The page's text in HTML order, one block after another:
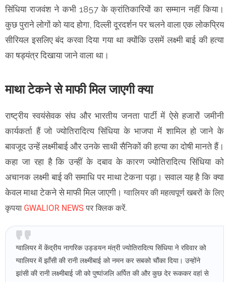
सिंधिया राजवंश ने कभी 1857 के क्रांतिकारियों का सम्मान नहीं किया।
कुछ पुराने लोगों को याद होगा, दिल्ली दूरदर्शन पर चलने वाला एक लोकप्रिय
सीरियल इसलिए बंद करवा दिया गया था क्योंकि उसमें लक्ष्मी बाई की हत्या
का षड्यंत्र दिखाया जाने वाला था।
माथा टेकने से माफी मिल जाएगी क्या
राष्ट्रीय स्वयंसेवक संघ और भारतीय जनता पार्टी में ऐसे हजारों जमीनी
कार्यकर्ता हैं जो ज्योतिरादित्य सिंधिया के भाजपा में शामिल हो जाने के
बावजूद उन्हें लक्ष्मीबाई और उनके साथी सैनिकों की हत्या का दोषी मानते हैं।
कहा जा रहा है कि उन्हीं के दबाव के कारण ज्योतिरादित्य सिंधिया को
अचानक लक्ष्मी बाई की समाधि पर माथा टेकना पड़ा। सवाल यह है कि क्या
केवल माथा टेकने से माफी मिल जाएगी। ग्वालियर की महत्वपूर्ण खबरों के लिए
कृपया GWALIOR NEWS पर क्लिक करें.
ग्वालियर में केंद्रीय नागरिक उड्डयन मंत्री ज्योतिरादित्य सिंधिया ने रविवार को
ग्वालियर में झाँसी की रानी लक्ष्मीबाई को नमन कर सबको चौंका दिया। उन्होंने
झांसी की रानी लक्ष्मीबाई जी को पुष्पांजलि अर्पित की और कुछ देर रूककर वहां से